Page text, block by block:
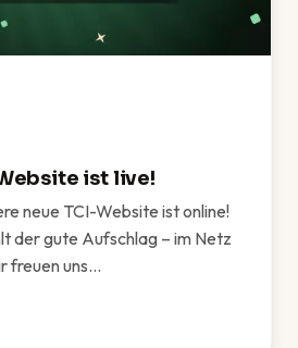
ist live!
neue TCI-Website ist online!
der gute Aufschlag – im Netz
freuen uns…
ist live!